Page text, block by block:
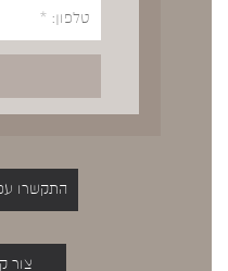
התקשרו עכשיו 052-
צור